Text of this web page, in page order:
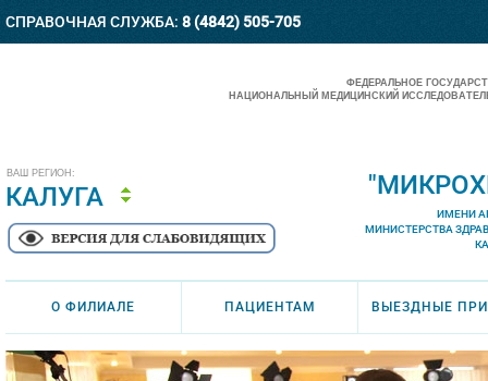
СПРАВОЧНАЯ СЛУЖБА: 8 (4842) 505-705
ВАШ РЕГИОН:
КАЛУГА
ФЕДЕРАЛЬНОЕ
НАЦИОНАЛЬНЫЙ МЕДИЦИНСКИЙ
ИМЕНИ
МИНИСТЕРСТВА
О ФИЛИАЛЕ ПАЦИЕНТАМ ВЫЕЗДНЫЕ